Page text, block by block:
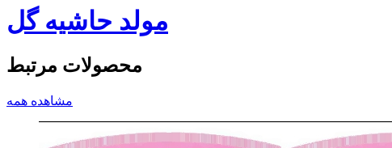
مولد حاشیه گل
محصولات مرتبط
مشاهده همه